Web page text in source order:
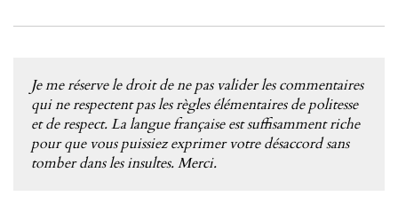
Je me réserve le droit de ne pas valider les commentaires
qui ne respectent pas les règles élémentaires de politesse
et de respect. La langue française est suffisamment riche
pour que vous puissiez exprimer votre désaccord sans
tomber dans les insultes. Merci.